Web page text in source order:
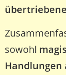
sowohl
Handlungen